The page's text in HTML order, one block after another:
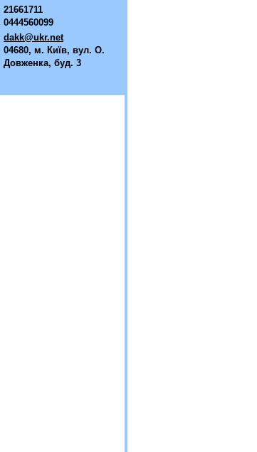
21661711
0444560099
dakk@ukr.net
04680, м. Київ, вул. О.
Довженка, буд. 3